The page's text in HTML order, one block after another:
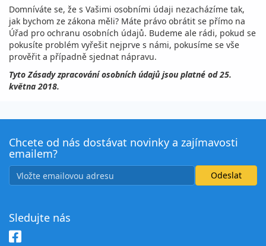
Domníváte se, že s Vašimi osobními údaji nezacházíme tak,
jak bychom ze zákona měli? Máte právo obrátit se přímo na
Úřad pro ochranu osobních údajů. Budeme ale rádi, pokud se
pokusíte problém vyřešit nejprve s námi, pokusíme se vše
prověřit a případně sjednat nápravu.
Tyto Zásady zpracování osobních údajů jsou platné od 25.
května 2018.
Chcete od nás dostávat novinky a zajímavosti
emailem?
Sledujte nás